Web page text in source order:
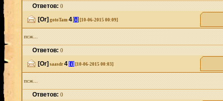
Ответов:0
[Or] gotoTam 4 [i] [10-06-2015 00:09]
псж...
Ответов:0
[Or] saasdr 4 [i] [10-06-2015 00:03]
псж...
Ответов:0